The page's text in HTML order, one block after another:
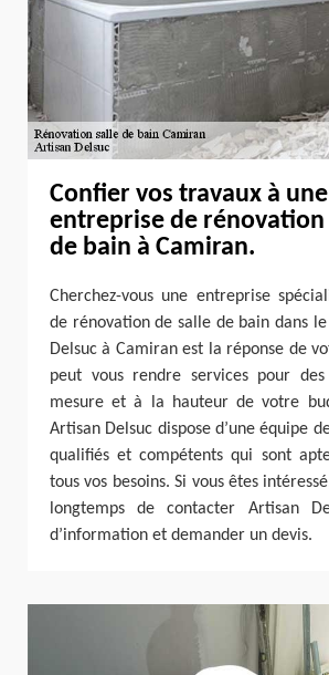
Confier vos travaux à une
entreprise de rénovation
de bain à Camiran.
Cherchez-vous une entreprise
de rénovation de salle de bain dans
Delsuc à Camiran est la réponse de
peut vous rendre services pour
mesure et à la hauteur de votre
Artisan Delsuc dispose d’une équipe
qualifiés et compétents qui sont
tous vos besoins. Si vous êtes
longtemps de contacter Artisan
d’information et demander un devis.